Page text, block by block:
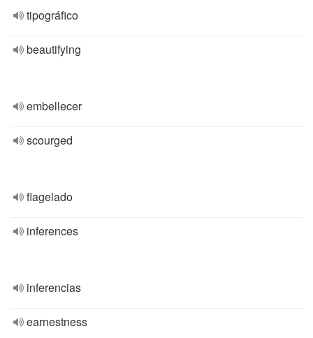
tipográfico
beautifying
embellecer
scourged
flagelado
inferences
inferencias
earnestness